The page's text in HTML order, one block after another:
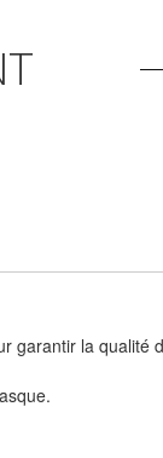
garantir la qualité